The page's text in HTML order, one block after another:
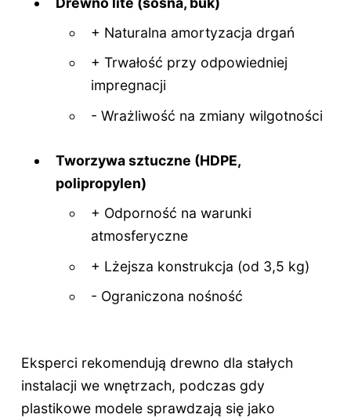
+ Naturalna amortyzacja drgań
+ Trwałość przy odpowiedniej
impregnacji
- Wrażliwość na zmiany wilgotności
Tworzywa sztuczne (HDPE,
polipropylen)
+ Odporność na warunki
atmosferyczne
+ Lżejsza konstrukcja (od 3,5 kg)
- Ograniczona nośność
Eksperci rekomendują drewno dla stałych
instalacji we wnętrzach, podczas gdy
plastikowe modele sprawdzają się jako